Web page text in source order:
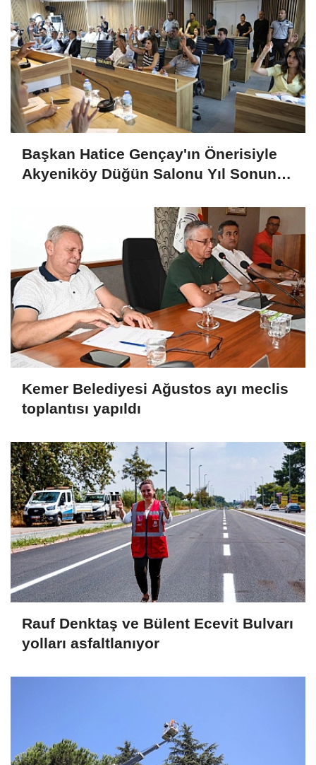
Başkan Hatice Gençay'ın Önerisiyle
Akyeniköy Düğün Salonu Yıl Sonuna
Kemer Belediyesi Ağustos ayı meclis
toplantısı yapıldı
Rauf Denktaş ve Bülent Ecevit Bulvarı
yolları asfaltlanıyor